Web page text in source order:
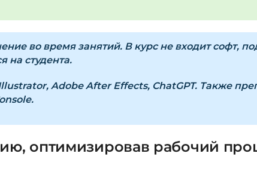
Вопросы?Пишите на
во время занятий. В курс не входит софт,
на студента.
Adobe After Effects, ChatGPT. Также
оптимизировав рабочий